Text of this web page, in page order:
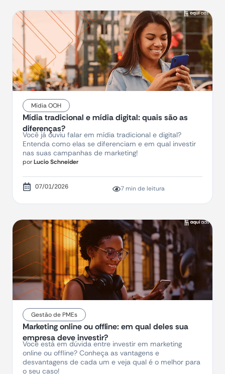
Mídia OOH
Mídia tradicional e mídia digital: quais são as
diferenças?
Você já ouviu falar em mídia tradicional e digital?
Entenda como elas se diferenciam e em qual investir
nas suas campanhas de marketing!
porLucio Schneider
07/01/2026 7 min de leitura
Gestão de PMEs
Marketing online ou offline: em qual deles sua
empresa deve investir?
Você está em dúvida entre investir em marketing
online ou offline? Conheça as vantagens e
desvantagens de cada um e veja qual é o melhor para
o seu caso!